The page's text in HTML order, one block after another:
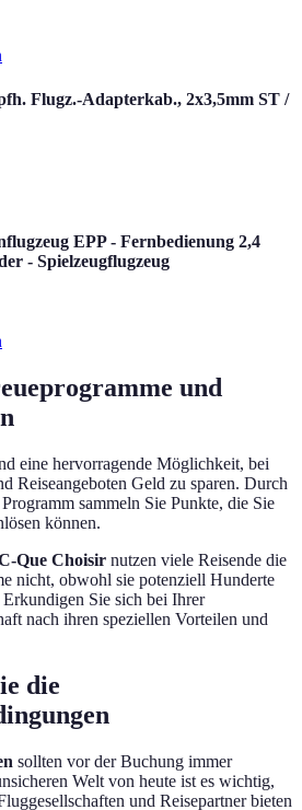
Flugz.-Adapterkab., 2x3,5mm ST /
EPP - Fernbedienung 2,4
- Spielzeugflugzeug
und
eine hervorragende Möglichkeit, bei
Reiseangeboten Geld zu sparen. Durch
sammeln Sie Punkte, die Sie
können.
Que Choisir nutzen viele Reisende die
nicht, obwohl sie potenziell Hunderte
Sie sich bei Ihrer
nach ihren speziellen Vorteilen und
die
sollten vor der Buchung immer
Welt von heute ist es wichtig,
und Reisepartner bieten